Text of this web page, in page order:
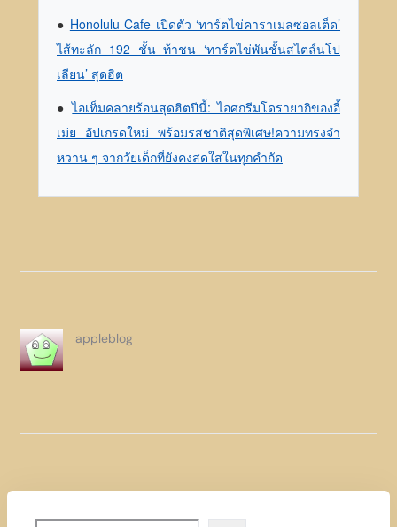
● Honolulu Cafe เปิดตัว ‘ทาร์ตไข่คาราเมลซอลเต็ด’
ไส้ทะลัก 192 ชั้น ท้าชน ‘ทาร์ตไข่พันชั้นสไตล์นโป
เลียน’ สุดฮิต
●ไอเท็มคลายร้อนสุดฮิตปีนี้: ไอศกรีมโดรายากิของอี้
เม่ย อัปเกรดใหม่ พร้อมรสชาติสุดพิเศษ!ความทรงจำ
หวาน ๆ จากวัยเด็กที่ยังคงสดใสในทุกคำกัด
appleblog